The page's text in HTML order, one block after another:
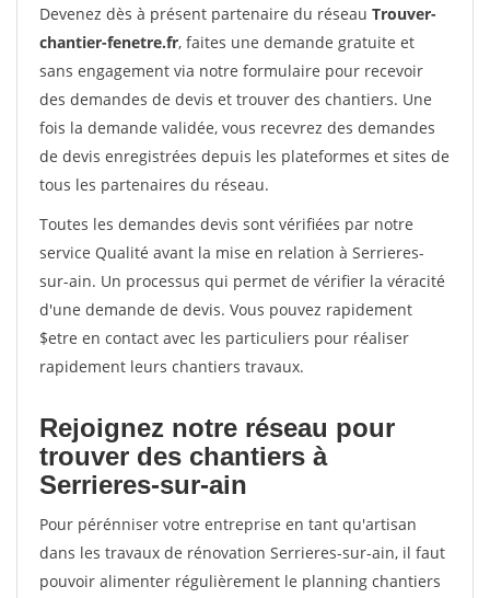
Devenez dès à présent partenaire du réseau Trouver-
chantier-fenetre.fr, faites une demande gratuite et
sans engagement via notre formulaire pour recevoir
des demandes de devis et trouver des chantiers. Une
fois la demande validée, vous recevrez des demandes
de devis enregistrées depuis les plateformes et sites de
tous les partenaires du réseau.
Toutes les demandes devis sont vérifiées par notre
service Qualité avant la mise en relation à Serrieres-
sur-ain. Un processus qui permet de vérifier la véracité
d'une demande de devis. Vous pouvez rapidement
$etre en contact avec les particuliers pour réaliser
rapidement leurs chantiers travaux.
Rejoignez notre réseau pour
trouver des chantiers à
Serrieres-sur-ain
Pour pérénniser votre entreprise en tant qu'artisan
dans les travaux de rénovation Serrieres-sur-ain, il faut
pouvoir alimenter régulièrement le planning chantiers